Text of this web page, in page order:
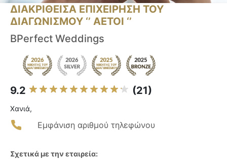
ΔΙΑΚΡΙΘΕΙΣΑ ΕΠΙΧΕΙΡΗΣΗ ΤΟΥ
ΔΙΑΓΩΝΙΣΜΟΥ ‘’ ΑΕΤΟΙ ‘’
BPerfect Weddings
9.2 (21)
Χανιά,
Εμφάνιση αριθμού τηλεφώνου
Σχετικά με την εταιρεία: